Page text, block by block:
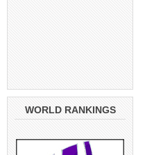
WORLD RANKINGS